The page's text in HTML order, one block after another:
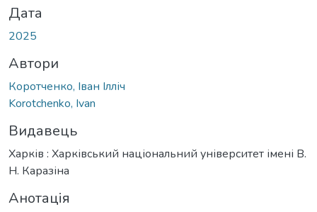
Дата
2025
Автори
Коротченко, Іван Ілліч
Korotchenko, Ivan
Видавець
Харків : Харківський національний університет імені В.
Н. Каразіна
Анотація